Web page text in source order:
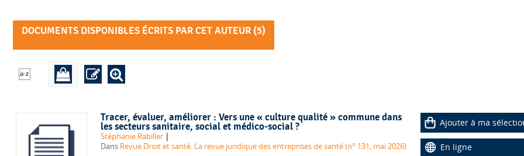
DOCUMENTS DISPONIBLES ÉCRITS PAR CET AUTEUR (5)
Tracer, évaluer, améliorer : Vers une « culture qualité » commune dans
les secteurs sanitaire, social et médico-social ?
Stéphanie Rabiller |
Dans Revue Droit et santé. La revue juridique des entreprises de santé (n° 131, mai 2026)
Ajouter à ma
En ligne